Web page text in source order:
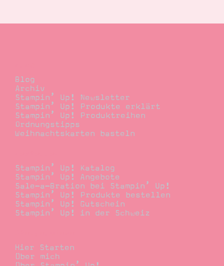
Blog
Archiv
Stampin’ Up! Newsletter
Stampin’ Up! Produkte erklärt
Stampin’ Up! Produktreihen
Ordnungstipps
Weihnachtskarten basteln
Stampin’ Up! Katalog
Stampin’ Up! Angebote
Sale-a-Bration bei Stampin’ Up!
Stampin’ Up! Produkte bestellen
Stampin’ Up! Gutschein
Stampin’ Up! in der Schweiz
Hier Starten
Über mich